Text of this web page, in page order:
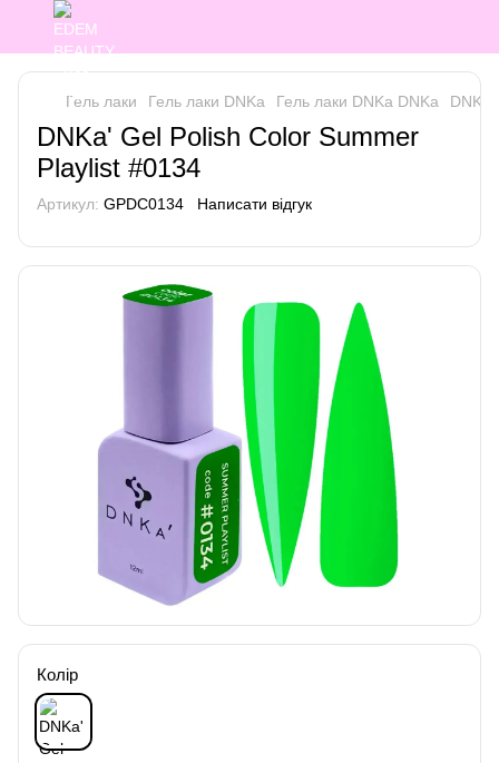
Гель лаки Гель лаки DNKa Гель лаки DNKa DNKa
DNKa' Gel Polish Color Summer
Playlist #0134
Артикул: GPDC0134 Написати відгук
Колір